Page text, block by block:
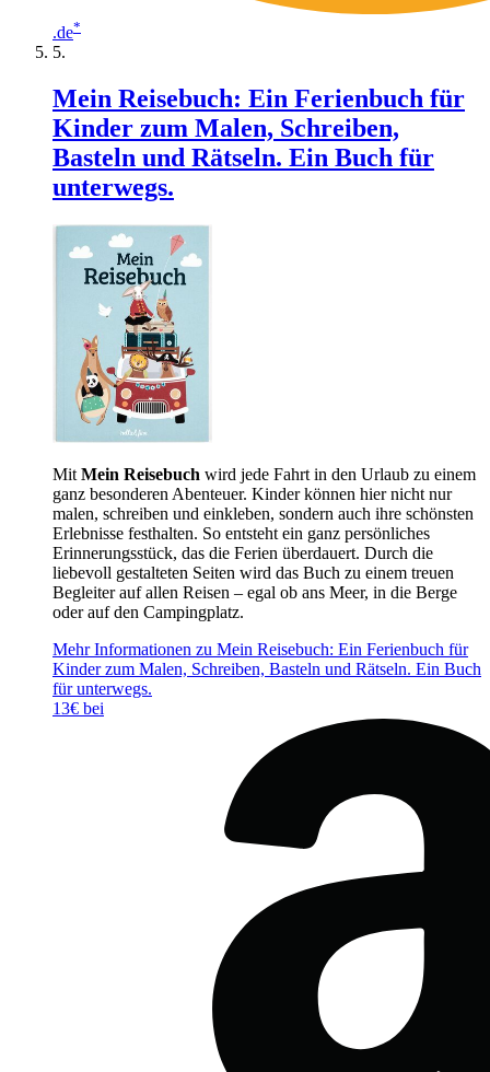
.de*
Mein Reisebuch: Ein Ferienbuch für
Kinder zum Malen, Schreiben,
Basteln und Rätseln. Ein Buch für
unterwegs.
Mit Mein Reisebuch wird jede Fahrt in den Urlaub zu einem
ganz besonderen Abenteuer. Kinder können hier nicht nur
malen, schreiben und einkleben, sondern auch ihre schönsten
Erlebnisse festhalten. So entsteht ein ganz persönliches
Erinnerungsstück, das die Ferien überdauert. Durch die
liebevoll gestalteten Seiten wird das Buch zu einem treuen
Begleiter auf allen Reisen – egal ob ans Meer, in die Berge
oder auf den Campingplatz.
Mehr Informationen zu Mein Reisebuch: Ein Ferienbuch für
Kinder zum Malen, Schreiben, Basteln und Rätseln. Ein Buch
für unterwegs.
13€ bei